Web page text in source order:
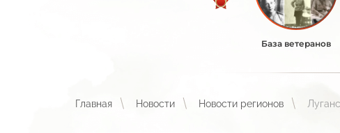
База ветеранов
Главная Новости Новости регионов